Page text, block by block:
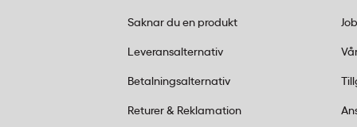
Saknar du en produkt
Leveransalternativ
Betalningsalternativ
Returer & Reklamation